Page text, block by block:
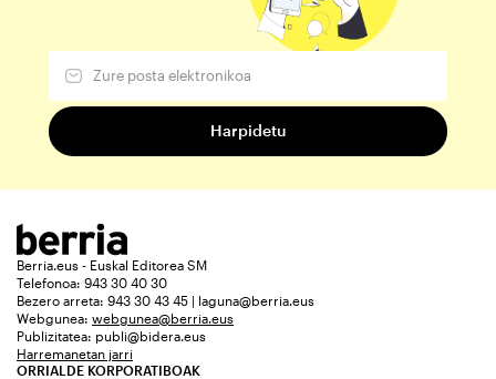
Berria.eus - Euskal Editorea SM
Telefonoa: 943 30 40 30
Bezero arreta: 943 30 43 45 | laguna@berria.eus
Webgunea: webgunea@berria.eus
Publizitatea: publi@bidera.eus
Harremanetan jarri
ORRIALDE KORPORATIBOAK